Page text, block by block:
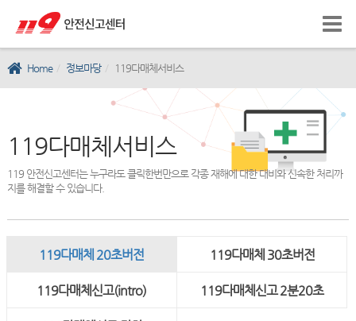
Home 정보마당 119다매체서비스
119다매체서비스
119 안전신고센터는 누구라도 클릭한번만으로 각종 재해에 대한 대비와 신속한 처리까
지를 해결할 수 있습니다.
119다매체 20초버전 119다매체 30초버전
119다매체신고(intro) 119다매체신고 2분20초